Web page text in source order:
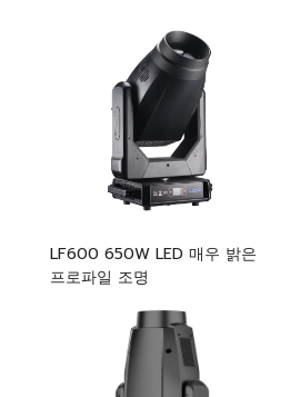
LF600 650W LED 매우 밝은
프로파일 조명